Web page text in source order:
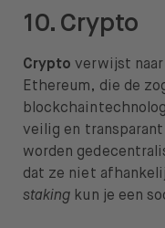
10. Crypto
Crypto verwijst
Ethereum, die de
veilig en
worden
dat ze niet
staking kun je een